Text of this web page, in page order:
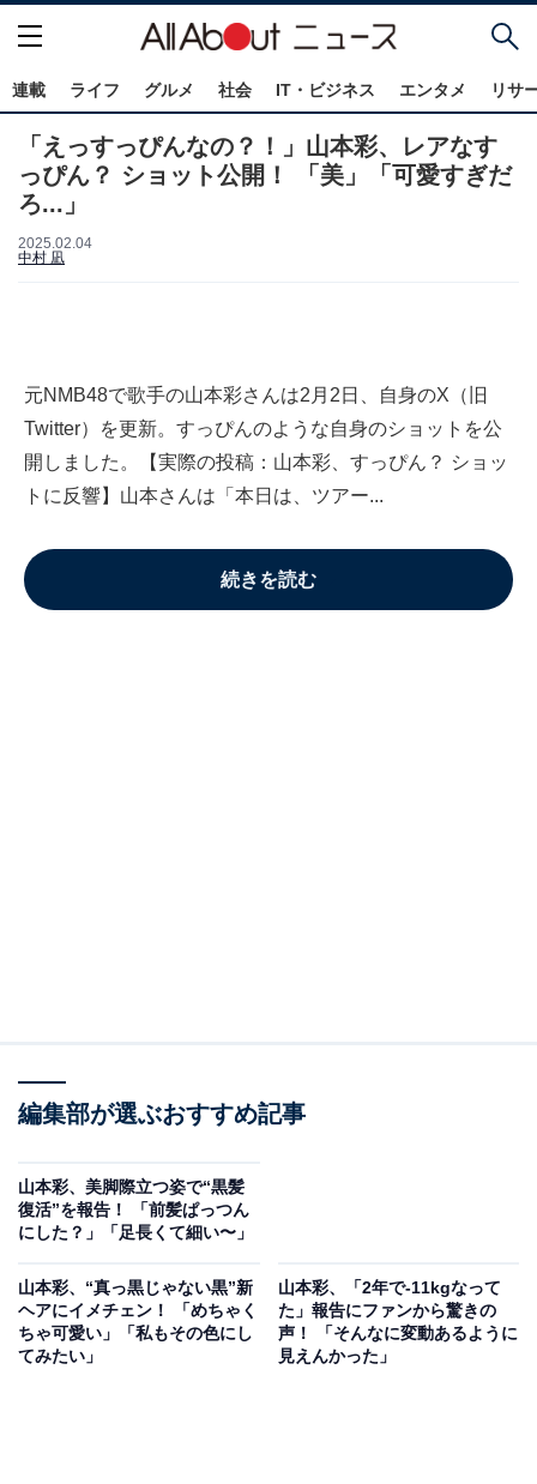
連載 ライフ グルメ 社会 IT・ビジネス エンタメ リサ
「えっすっぴんなの？！」山本彩、レアなす
っぴん？ ショット公開！ 「美」「可愛すぎだ
ろ...」
2025.02.04
中村 凪
元NMB48で歌手の山本彩さんは2月2日、自身のX（旧
Twitter）を更新。すっぴんのような自身のショットを公
開しました。【実際の投稿：山本彩、すっぴん？ ショッ
トに反響】山本さんは「本日は、ツアー...
続きを読む
編集部が選ぶおすすめ記事
山本彩、美脚際立つ姿で“黒髪
復活”を報告！ 「前髪ぱっつん
にした？」「足長くて細い〜」
山本彩、“真っ黒じゃない黒”新
ヘアにイメチェン！ 「めちゃく
ちゃ可愛い」「私もその色にし
てみたい」
山本彩、「2年で-11kgなって
た」報告にファンから驚きの
声！ 「そんなに変動あるように
見えんかった」